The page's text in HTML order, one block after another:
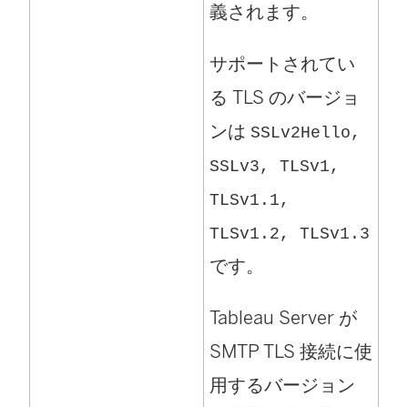
義されます。
サポートされてい
る TLS のバージョ
ンは SSLv2Hello,
SSLv3, TLSv1,
TLSv1.1,
TLSv1.2, TLSv1.3
です。
Tableau Server が
SMTP TLS 接続に使
用するバージョン